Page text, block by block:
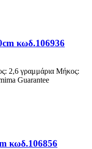
κωδ.106936
2,6 γραμμάρια Μήκος:
Guarantee
κωδ.106856